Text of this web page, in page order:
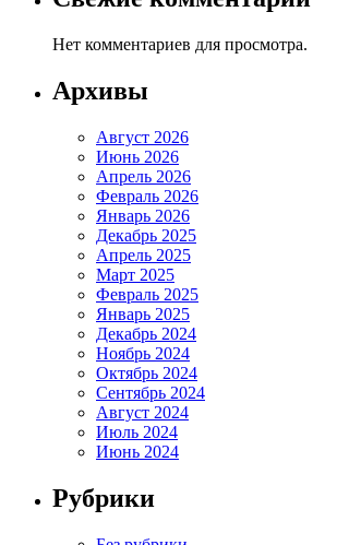
Нет комментариев для просмотра.
Архивы
Август 2026
Июнь 2026
Апрель 2026
Февраль 2026
Январь 2026
Декабрь 2025
Апрель 2025
Март 2025
Февраль 2025
Январь 2025
Декабрь 2024
Ноябрь 2024
Октябрь 2024
Сентябрь 2024
Август 2024
Июль 2024
Июнь 2024
Рубрики